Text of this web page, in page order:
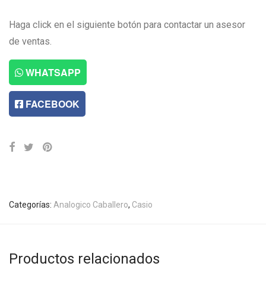
Haga click en el siguiente botón para contactar un asesor
de ventas.
WHATSAPP
FACEBOOK
Categorías: Analogico Caballero, Casio
Productos relacionados